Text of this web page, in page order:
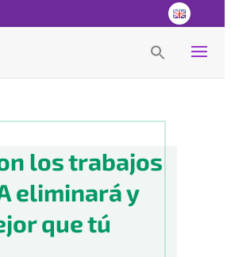
Search Button
los trabajos
eliminará y
que tú